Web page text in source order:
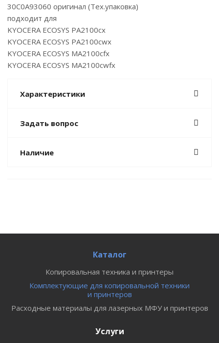
30C0A93060 оригинал (Тех.упаковка)
подходит для
KYOCERA ECOSYS PA2100cx
KYOCERA ECOSYS PA2100cwx
KYOCERA ECOSYS MA2100cfx
KYOCERA ECOSYS MA2100cwfx
Характеристики
Задать вопрос
Наличие
Каталог
Копировальная техника и принтеры
Комплектующие для копировальной техники
и принтеров
Расходные материалы для лазерных МФУ и принтеров
Услуги